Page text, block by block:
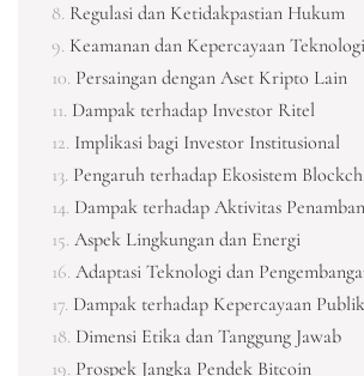
Regulasi dan Ketidakpastian Hukum
Keamanan dan Kepercayaan Teknologi
Persaingan dengan Aset Kripto Lain
Dampak terhadap Investor Ritel
Implikasi bagi Investor Institusional
Pengaruh terhadap Ekosistem
Dampak terhadap Aktivitas
Aspek Lingkungan dan Energi
Adaptasi Teknologi dan
Dampak terhadap Kepercayaan Publik
Dimensi Etika dan Tanggung Jawab
Prospek Jangka Pendek Bitcoin